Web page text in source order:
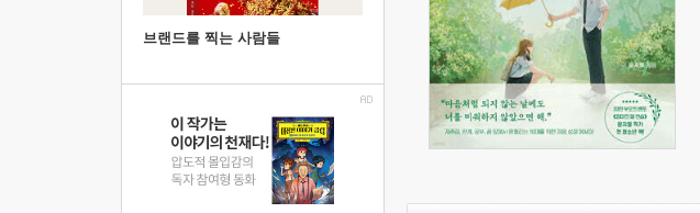
브랜드를 찍는 사람들